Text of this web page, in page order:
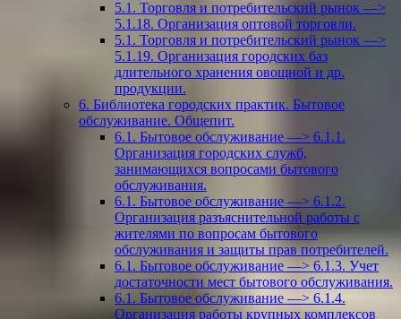
5.1. Торговля и потребительский рынок —>
5.1.18. Организация оптовой торговли.
5.1. Торговля и потребительский рынок —>
5.1.19. Организация городских баз
длительного хранения овощной и др.
продукции.
6. Библиотека городских практик. Бытовое
обслуживание. Общепит.
6.1. Бытовое обслуживание —> 6.1.1.
Организация городских служб,
занимающихся вопросами бытового
обслуживания.
6.1. Бытовое обслуживание —> 6.1.2.
Организация разъяснительной работы с
жителями по вопросам бытового
обслуживания и защиты прав потребителей.
6.1. Бытовое обслуживание —> 6.1.3. Учет
достаточности мест бытового обслуживания.
6.1. Бытовое обслуживание —> 6.1.4.
Организация работы крупных комплексов